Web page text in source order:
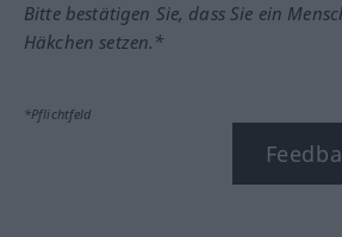
Bitte bestätigen Sie, dass Sie ein
Häkchen setzen.*
*Pflichtfeld